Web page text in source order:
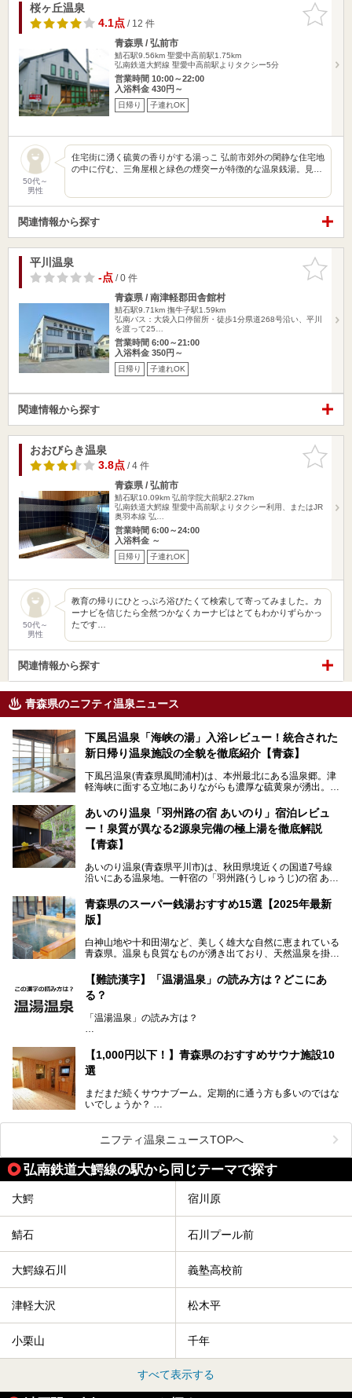
お気に入
りに追加
桜ヶ丘温泉
4.1点/ 12 件
青森県 / 弘前市
鯖石駅9.56km 聖愛中高前駅1.75km
弘南鉄道大鰐線 聖愛中高前駅よりタクシー5分
営業時間 10:00～22:00
入浴料金 430円～
日帰り 子連れOK
50代～
男性
住宅街に湧く硫黄の香りがする湯っこ 弘前市郊外の閑静な住宅地
の中に佇む、三角屋根と緑色の煙突ーが特徴的な温泉銭湯。見…
関連情報から探す
お気に入
りに追加
平川温泉
-点/ 0 件
青森県 / 南津軽郡田舎館村
鯖石駅9.71km 撫牛子駅1.59km
弘南バス：大袋入口停留所・徒歩1分県道268号沿い、平川
を渡って25…
営業時間 6:00～21:00
入浴料金 350円～
日帰り 子連れOK
関連情報から探す
お気に入
りに追加
おおびらき温泉
3.8点/ 4 件
青森県 / 弘前市
鯖石駅10.09km 弘前学院大前駅2.27km
弘南鉄道大鰐線 聖愛中高前駅よりタクシー利用、またはJR
奥羽本線 弘…
営業時間 6:00～24:00
入浴料金 ～
日帰り 子連れOK
50代～
男性
教育の帰りにひとっぷろ浴びたくて検索して寄ってみました。カ
ーナビを信じたら全然つかなくカーナビはとてもわかりずらかっ
たです…
関連情報から探す
青森県のニフティ温泉ニュース
下風呂温泉「海峡の湯」入浴レビュー！統合された
新日帰り温泉施設の全貌を徹底紹介【青森】
下風呂温泉(青森県風間浦村)は、本州最北にある温泉郷。津
軽海峡に面する立地にありながらも濃厚な硫黄泉が湧出。良
泉ファンが訪れる温泉地です。
「海峡の湯」は、以前あった2つの共同浴場を統合し、2020
年12月にオープンした日帰り入浴施設。かつて別々の共同
浴場で使用された2つの源泉を楽しめる点が魅力です。また
無料休憩室や食事処も併設し、地元常連客のみならず観光客
にも利用しやすい施設へ変貌しました。
今回、筆者は実際に海峡の湯へ訪問・入浴し、その魅力を徹
底解説します！
あいのり温泉「羽州路の宿 あいのり」宿泊レビュ
ー！泉質が異なる2源泉完備の極上湯を徹底解説
【青森】
あいのり温泉(青森県平川市)は、秋田県境近くの国道7号線
沿いにある温泉地。一軒宿の「羽州路(うしゅうじ)の宿 あい
(通称:赤湯)と無色透明の単純温泉という2種類の源泉を使用
し、いずれも源泉100％かけ流しで提供している点でしょ
う。
今回筆者は実際に宿泊し、大浴場と露天風呂付き客室を中心
に「羽州路の宿 あいのり」を詳細にご紹介。秋田県側を含
ですが、実はあいのり温泉も決して見逃せない極上湯のひと
つ。その魅力を徹底解説します！
青森県のスーパー銭湯おすすめ15選【2025年最新
版】
白神山地や十和田湖など、美しく雄大な自然に恵まれている
青森県。温泉も良質なものが湧き出ており、天然温泉を掛け
の山並みを眺めながら温泉に浸かり、お食事処でおいしいご
当地グルメを味わうひとときは格別ですね！
今回は、青森県でおすすめのスーパー銭湯を紹介します。
ください。
【難読漢字】「温湯温泉」の読み方は？どこにあ
る？
「温湯温泉」の読み方は？
か？
【1,000円以下！】青森県のおすすめサウナ施設10
選
まだまだ続くサウナブーム。定期的に通う方も多いのではな
いでしょうか？
そこでコスパ抜群！1,000円以下でサウナを楽しめる施設を
紹介します。
格安でも充実の施設でサウナを楽しみませんか？
今回は青森県にある1,000円以下のおすすめサウナ施設を紹
ニフティ温泉ニュースTOPへ
弘南鉄道大鰐線の駅から同じテーマで探す
大鰐 宿川原
鯖石 石川プール前
大鰐線石川 義塾高校前
津軽大沢 松木平
小栗山 千年
すべて表示する